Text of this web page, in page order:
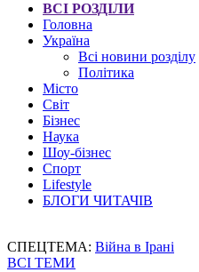
ВСІ РОЗДІЛИ
Головна
Україна
Всі новини розділу
Політика
Місто
Світ
Бізнес
Наука
Шоу-бізнес
Спорт
Lifestyle
БЛОГИ ЧИТАЧІВ
СПЕЦТЕМА: Війна в Ірані
ВСІ ТЕМИ